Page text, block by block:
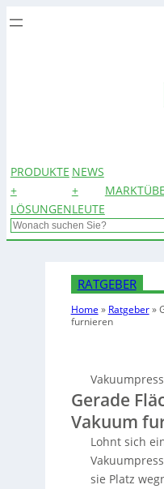
PRODUKTE
+
LÖSUNGEN
NEWS
+
LEUTE
Search
RATGEBER
Home » Ratgeber»
furnieren
Gerade
Vakuum
Lohnt sich
sie Platz